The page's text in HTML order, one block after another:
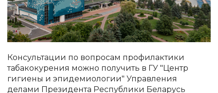
Консультации по вопросам профилактики
табакокурения можно получить в ГУ "Центр
гигиены и эпидемиологии" Управления
делами Президента Республики Беларусь